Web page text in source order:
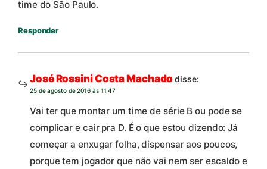
time do São Paulo.
Responder
José Rossini Costa Machado disse:
25 de agosto de 2016 às 11:47
Vai ter que montar um time de série B ou pode se
complicar e cair pra D. É o que estou dizendo: Já
começar a enxugar folha, dispensar aos poucos,
porque tem jogador que não vai nem ser escaldo e